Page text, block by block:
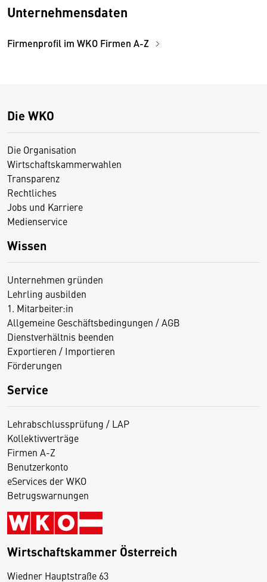
Unternehmensdaten
Firmenprofil im WKO Firmen A-Z
Die WKO
Die Organisation
Wirtschaftskammerwahlen
Transparenz
Rechtliches
Jobs und Karriere
Medienservice
Wissen
Unternehmen gründen
Lehrling ausbilden
1. Mitarbeiter:in
Allgemeine Geschäftsbedingungen / AGB
Dienstverhältnis beenden
Exportieren / Importieren
Förderungen
Service
Lehrabschlussprüfung / LAP
Kollektivverträge
Firmen A-Z
Benutzerkonto
eServices der WKO
Betrugswarnungen
Wirtschaftskammer Österreich
Wiedner Hauptstraße 63
D